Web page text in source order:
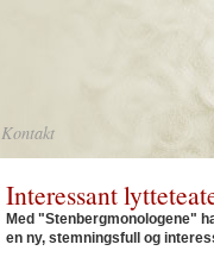
Kontakt
Interessant
Med "Stenbergmonologene"
en ny, stemningsfull og